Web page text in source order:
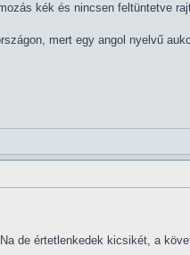
kék és nincsen feltüntetve
mert egy angol nyelvű
de értetlenkedek kicsikét, a